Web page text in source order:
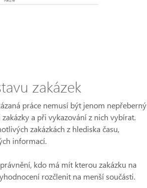
zakázek
práce nemusí být jenom nepřeberný
a při vykazování z nich vybírat.
zakázkách z hlediska času,
informací.
kdo má mít kterou zakázku na
rozčlenit na menší součásti.